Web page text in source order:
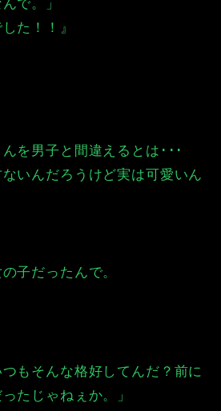
で。」
た！！』
を男子と間違えるとは･･･
いんだろうけど実は可愛いん
子だったんで。
もそんな格好してんだ？前に
たじゃねぇか。」